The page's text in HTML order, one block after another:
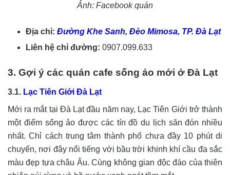
Ảnh: Facebook quán
Địa chỉ: Đường Khe Sanh, Đèo Mimosa, TP. Đà Lạt
Liên hệ chỉ đường: 0907.099.633
3. Gợi ý các quán cafe sống ảo mới ở Đà Lạt
3.1. Lạc Tiên Giới Đà Lạt
Mới ra mắt tại Đà Lạt đầu năm nay, Lạc Tiên Giới trở thành
một điểm sống ảo được các tín đồ du lịch săn đón nhiều
nhất. Chỉ cách trung tâm thành phố chưa đầy 10 phút di
chuyển, nơi đây nổi tiếng với bầu trời khinh khí cầu đa sắc
màu đẹp tựa châu Âu. Cùng không gian độc đáo của thiên